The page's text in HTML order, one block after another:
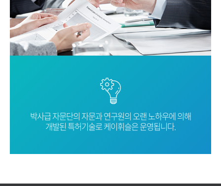
박사급 자문단의 자문과 연구원의 오랜노하우에 의해
개발된 특허기술로케이휘슬은 운영됩니다.